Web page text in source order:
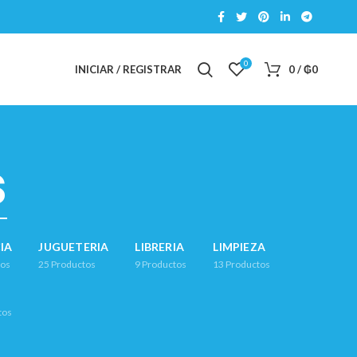
INICIAR / REGISTRAR 0 0/ ₲0
JUGUETERIA
25 Productos
LIBRERIA
9 Productos
LIMPIEZA
13 Productos